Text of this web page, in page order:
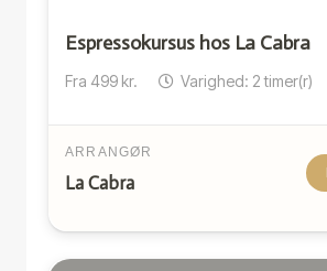
Espressokursus hos La Cabra
Fra 499 kr. Varighed: 2timer(r)
ARRANGØR
La Cabra